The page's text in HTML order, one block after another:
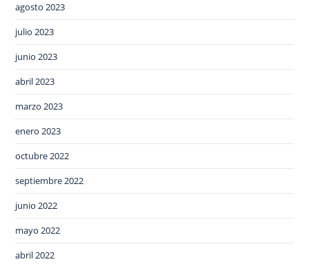
agosto 2023
julio 2023
junio 2023
abril 2023
marzo 2023
enero 2023
octubre 2022
septiembre 2022
junio 2022
mayo 2022
abril 2022